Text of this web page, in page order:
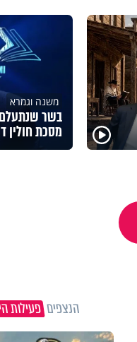
משנה וגמרא
בשר שנתעלם
מסכת חולין
הנצפיםפעילות